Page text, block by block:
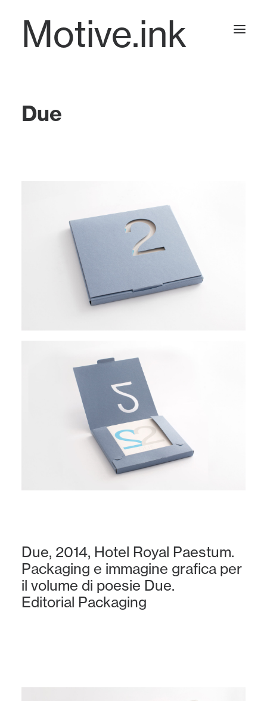
Motive.ink
Projects
Due
Due, 2014, Hotel Royal Paestum.
Packaging e immagine grafica per
il volume di poesie Due.
Editorial Packaging